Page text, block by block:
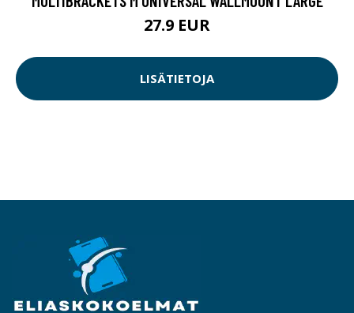
27.9 EUR
LISÄTIETOJA